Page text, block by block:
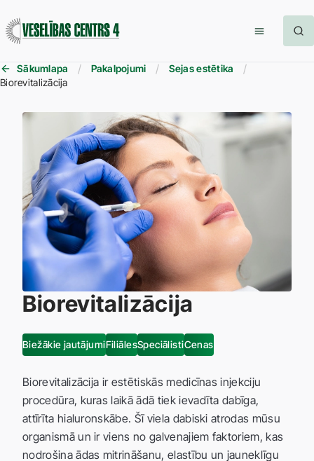
Sākumlapa Pakalpojumi
Sejas estētika
Biorevitalizācija
Biorevitalizācija
Biežākie jautājumiFiliālesSpeciālistiCenas
Biorevitalizācija ir estētiskās medicīnas injekciju
procedūra, kuras laikā ādā tiek ievadīta dabīga,
attīrīta hialuronskābe. Šī viela dabiski atrodas mūsu
organismā un ir viens no galvenajiem faktoriem, kas
nodrošina ādas mitrināšanu, elastību un jauneklīgu